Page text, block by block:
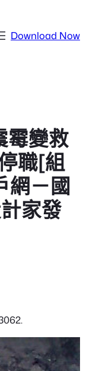
Download Now
霉變救
職[組
網－國
家發